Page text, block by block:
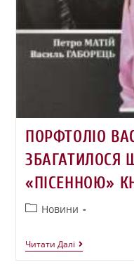
ПОРФТОЛІО
ЗБАГАТИЛОСЯ
«ПІСЕННОЮ»
Новини
Читати Далі